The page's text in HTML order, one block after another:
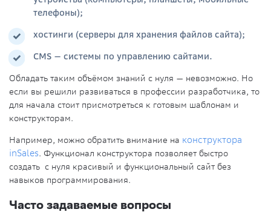
телефоны);
хостинги (серверы для хранения файлов сайта);
CMS — системы по управлению сайтами.
Обладать таким объёмом знаний с нуля — невозможно. Но
если вы решили развиваться в профессии разработчика, то
для начала стоит присмотреться к готовым шаблонам и
конструкторам.
Например, можно обратить внимание на конструктора
inSales. Функционал конструктора позволяет быстро
создать с нуля красивый и функциональный сайт без
навыков программирования.
Часто задаваемые вопросы